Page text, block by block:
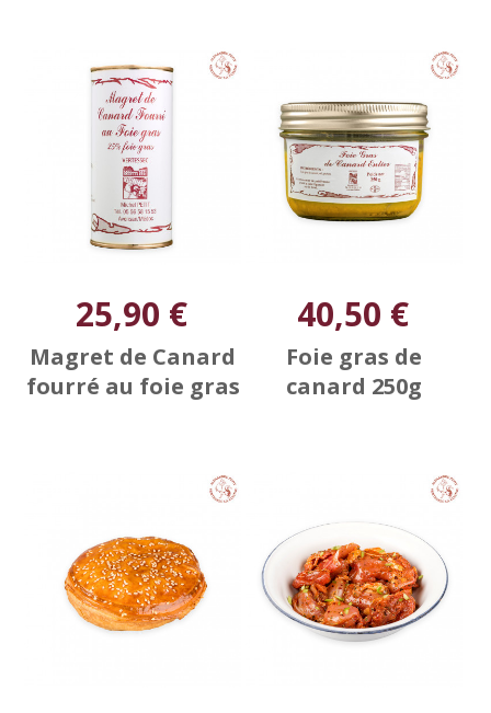
25,90 €
Magret de Canard
fourré au foie gras
40,50 €
Foie gras de
canard 250g